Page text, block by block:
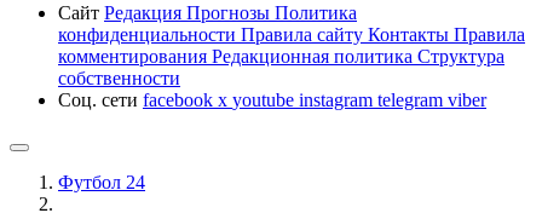
Сайт Редакция Прогнозы Политика
конфиденциальности Правила сайту Контакты Правила
комментирования Редакционная политика Структура
собственности
Соц. сети facebook x youtube instagram telegram viber
Футбол 24